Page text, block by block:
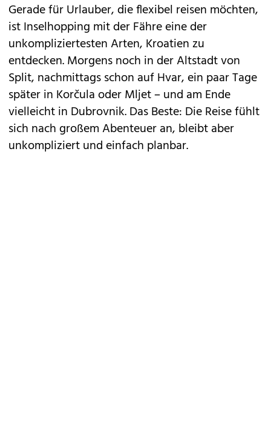
Gerade für Urlauber, die flexibel reisen möchten,
ist Inselhopping mit der Fähre eine der
unkompliziertesten Arten, Kroatien zu
entdecken. Morgens noch in der Altstadt von
Split, nachmittags schon auf Hvar, ein paar Tage
später in Korčula oder Mljet – und am Ende
vielleicht in Dubrovnik. Das Beste: Die Reise fühlt
sich nach großem Abenteuer an, bleibt aber
unkompliziert und einfach planbar.